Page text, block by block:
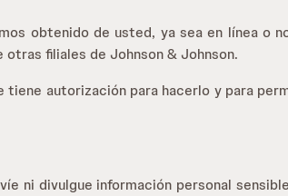
obtenido de usted, ya sea en línea o
filiales de Johnson & Johnson.
autorización para hacerlo y para
ni divulgue información personal